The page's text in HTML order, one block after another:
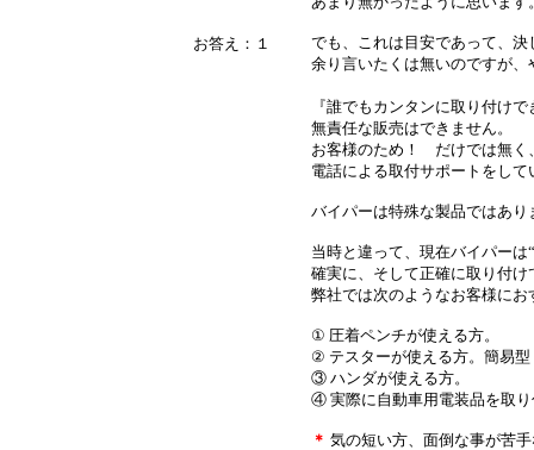
お答え：１
でも、これは目安であって、
余り言いたくは無いのですが
『誰でもカンタンに取り付け
無責任な販売はできません。
お客様のため！ だけでは無く
電話による取付サポートをし
バイパーは特殊な製品ではあ
当時と違って、現在バイパー
確実に、そして正確に取り付
弊社では次のようなお客様にお
① 圧着ペンチが使える方。
② テスターが使える方。簡易
③ ハンダが使える方。
④ 実際に自動車用電装品を取
＊ 気の短い方、面倒な事が苦